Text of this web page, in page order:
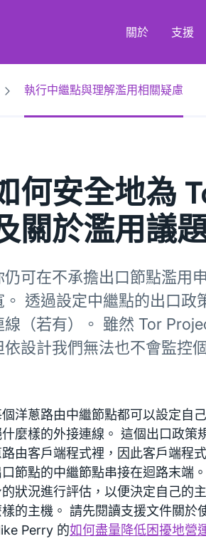
關於 支援
執行中繼點與理解濫用相關疑慮
何安全地為
關於濫用議
仍可在不承擔出口節點濫用
。 透過設定中繼點的出口政
線（若有）。 雖然 Tor
依設計我們無法也不會監控
洋蔥路由中繼節點都可以設定自
麼樣的外接連線。 這個出口政策
路由客戶端程式裡，因此客戶端程
口節點的中繼節點串接在迴路末端
的狀況進行評估，以便決定自己的
樣的主機。 請先閱讀支援文件關於
Perry 的如何盡量降低困擾地營